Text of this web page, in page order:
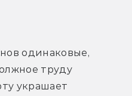
одинаковые,
труду
украшает